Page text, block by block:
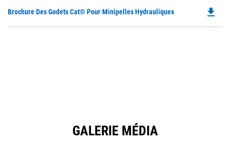
Brochure Des Godets Cat® Pour Minipelles Hydrauliques file_download
GALERIE MÉDIA